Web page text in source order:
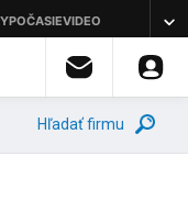
Hľadať firmu